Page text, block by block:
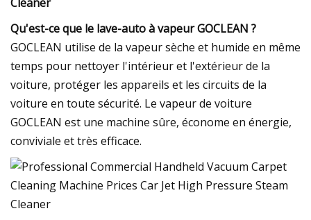
Qu'est-ce que le lave-auto à vapeur GOCLEAN ?
GOCLEAN utilise de la vapeur sèche et humide en même
temps pour nettoyer l'intérieur et l'extérieur de la
voiture, protéger les appareils et les circuits de la
voiture en toute sécurité. Le vapeur de voiture
GOCLEAN est une machine sûre, économe en énergie,
conviviale et très efficace.